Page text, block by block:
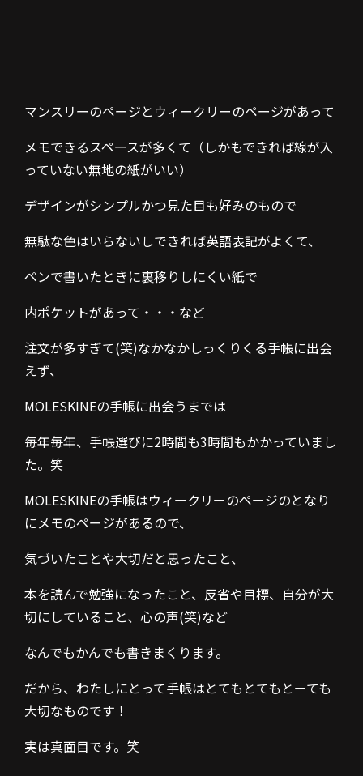
マンスリーのページとウィークリーのページがあって
メモできるスペースが多くて（しかもできれば線が入
っていない無地の紙がいい）
デザインがシンプルかつ見た目も好みのもので
無駄な色はいらないしできれば英語表記がよくて、
ペンで書いたときに裏移りしにくい紙で
内ポケットがあって・・・など
注文が多すぎて(笑)なかなかしっくりくる手帳に出会
えず、
MOLESKINEの手帳に出会うまでは
毎年毎年、手帳選びに2時間も3時間もかかっていまし
た。笑
MOLESKINEの手帳はウィークリーのページのとなり
にメモのページがあるので、
気づいたことや大切だと思ったこと、
本を読んで勉強になったこと、反省や目標、自分が大
切にしていること、心の声(笑)など
なんでもかんでも書きまくります。
だから、わたしにとって手帳はとてもとてもとーても
大切なものです！
実は真面目です。笑